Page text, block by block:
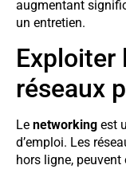
augmentant
un entretien.
Exploiter
réseaux
Le networking est
d’emploi. Les
hors ligne,